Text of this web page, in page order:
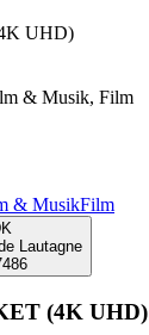
UHD)
& Musik, Film
& MusikFilm
Lautagne
(4K UHD)